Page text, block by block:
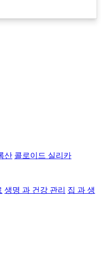
산 콜로이드 실리카
생명 과 건강 관리 집 과 생